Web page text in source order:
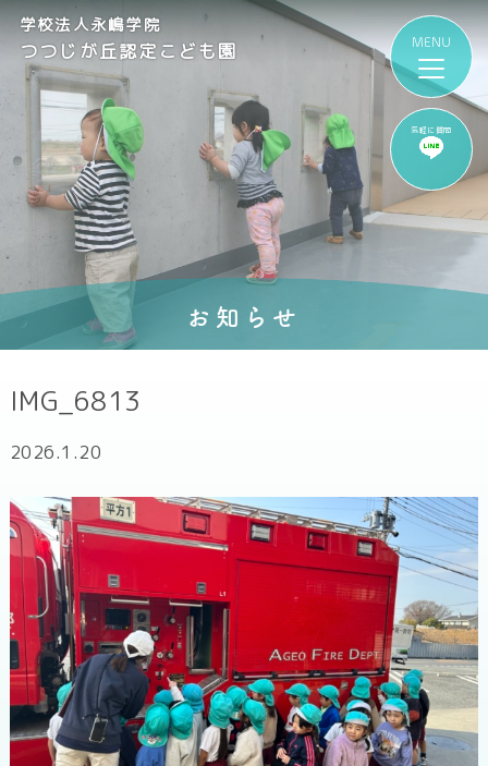
気軽に質問
学校法人永嶋学院
つつじが丘認定こども園
お知らせ
IMG_6813
2026.1.20